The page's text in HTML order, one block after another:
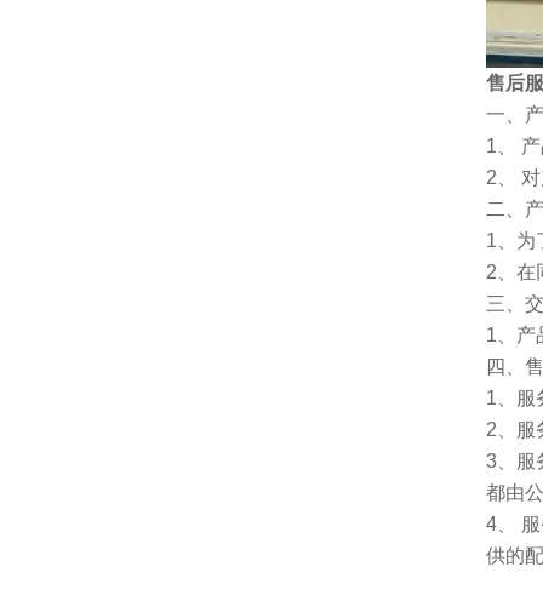
售后
一、
1、
2、
二、
1、为
2、在
三、
1、产
四、
1、服
2、服
3、服
都由
4、
供的